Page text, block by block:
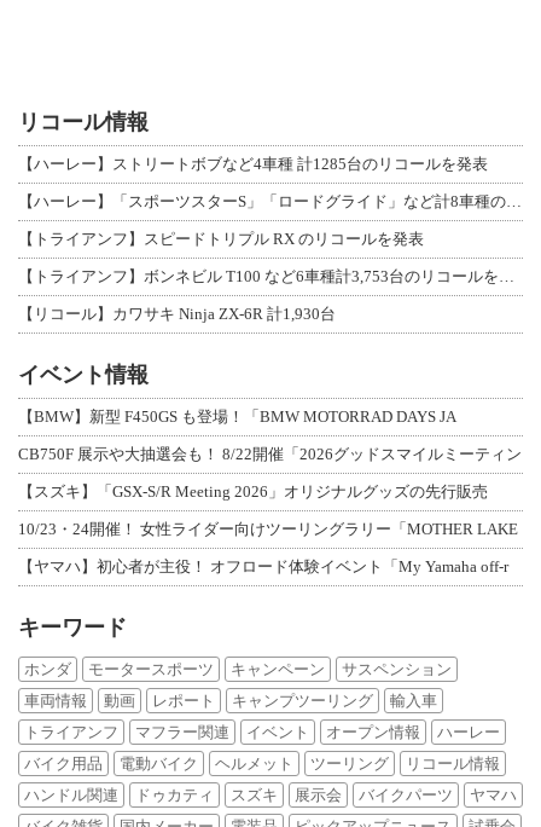
リコール情報
【ハーレー】ストリートボブなど4車種 計1285台のリコールを発表
【ハーレー】「スポーツスターS」「ロードグライド」など計8車種のリコールを発表
【トライアンフ】スピードトリプル RX のリコールを発表
【トライアンフ】ボンネビル T100 など6車種計3,753台のリコールを発表
【リコール】カワサキ Ninja ZX-6R 計1,930台
イベント情報
【BMW】新型 F450GS も登場！「BMW MOTORRAD DAYS JA
CB750F 展示や大抽選会も！ 8/22開催「2026グッドスマイルミーティン
【スズキ】「GSX-S/R Meeting 2026」オリジナルグッズの先行販売
10/23・24開催！ 女性ライダー向けツーリングラリー「MOTHER LAKE
【ヤマハ】初心者が主役！ オフロード体験イベント「My Yamaha off-r
キーワード
ホンダ モータースポーツ キャンペーン
サスペンション
車両情報
動画 レポート キャンプツーリング
輸入車
トライアンフ
マフラー関連 イベント オープン情報
ハーレー
バイク用品
電動バイク ヘルメット ツーリング
リコール情報
ハンドル関連
ドゥカティ スズキ 展示会 バイクパーツ
ヤマハ